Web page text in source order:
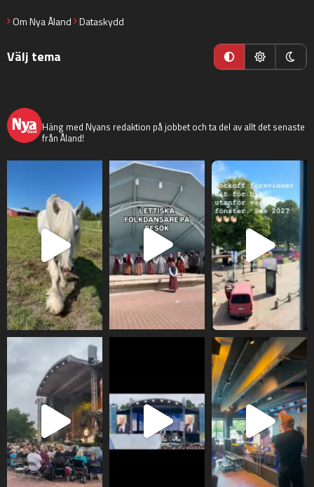
Om Nya Åland Dataskydd
Välj tema
Häng med Nyans redaktion på jobbet och ta del av allt det senaste
från Åland!